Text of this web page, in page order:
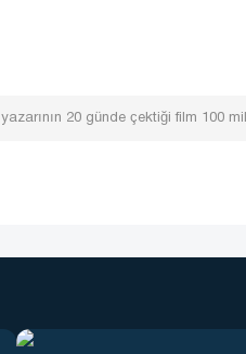
20 günde çektiği film 100